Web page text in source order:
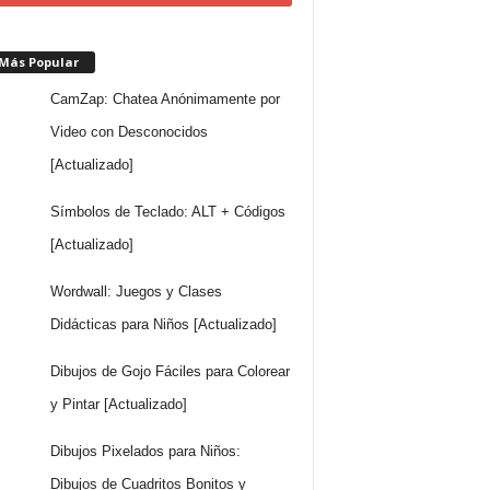
Popular
CamZap: Chatea Anónimamente por
Video con Desconocidos
[Actualizado]
Símbolos de Teclado: ALT + Códigos
[Actualizado]
Wordwall: Juegos y Clases
Didácticas para Niños [Actualizado]
Dibujos de Gojo Fáciles para Colorear
y Pintar [Actualizado]
Dibujos Pixelados para Niños:
Dibujos de Cuadritos Bonitos y